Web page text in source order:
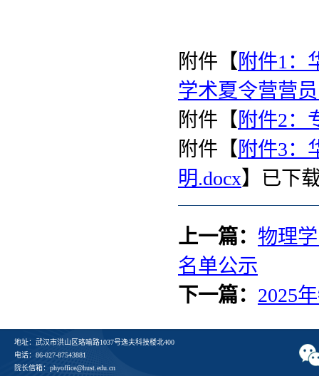
附件【 附件1：
学术夏令营营
附件【 附件2：
附件【 附件3：
明.docx】已下
上一篇： 物理
名单公示
下一篇： 2025
地址：武汉市洪山区珞喻路1037号逸夫科技楼北400
电话：86-027-87543881
院长信箱：phyoffice@hust.edu.cn